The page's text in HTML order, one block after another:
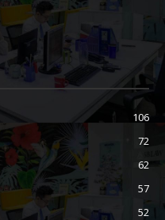
106
72
62
57
52